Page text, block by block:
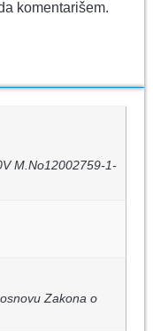
komentarišem.
M.No12002759-1-
Zakona o